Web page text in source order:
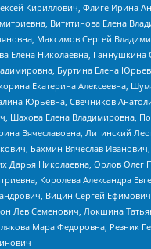
Кириллович, Флиге Ирина
Вититинова Елена
Максимов Сергей
Елена Николаевна, Ганнушкина
Буртина Елена
Екатерина Алексеевна,
Юрьевна, Свечников
Шахова Елена Владимировна,
Вячеславовна, Литинский
Бахмин Вячеслав
Дарья Николаевна, Орлов Олег
Королева Александра
Вицин Сергей
Лев Семенович, Локшина
Мара Федоровна, Резник